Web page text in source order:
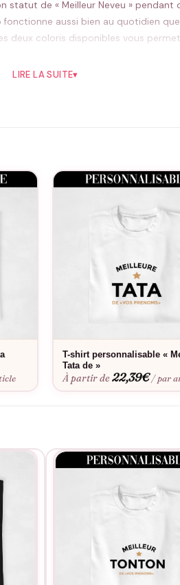
de « Meilleur Neveu »
aussi bien au quotidien
deux coloris disponibles vous
de naissance ou simplement
touche personnelle ? Découvrez
éclatantes lavage après lavage.
LIRE LA SUITE▾
T-shirt personnalisable «
Tata de »
À partir de22,39€ / par